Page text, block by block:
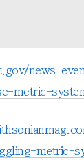
news-
metric-
metric-